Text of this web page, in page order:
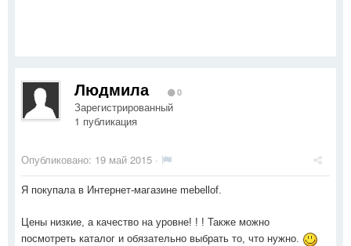
Людмила 0
Зарегистрированный
1 публикация
Опубликовано: 19 май 2015 ·
Я покупала в Интернет-магазине mebellof.
Цены низкие, а качество на уровне! ! ! Также можно
посмотреть каталог и обязательно выбрать то, что нужно.